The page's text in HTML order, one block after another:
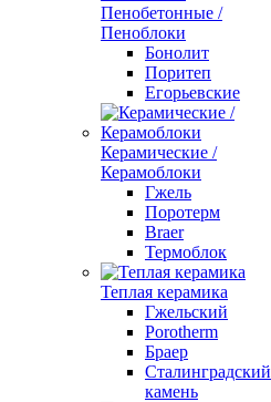
Пенобетонные /
Пеноблоки
Бонолит
Поритеп
Егорьевские
Керамические /
Керамоблоки
Гжель
Поротерм
Braer
Термоблок
Теплая керамика
Гжельский
Porotherm
Браер
Сталинградский
камень